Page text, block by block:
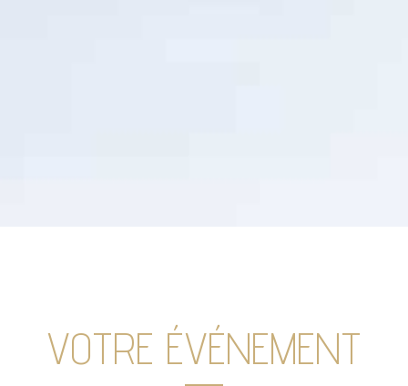
VOTRE ÉVÉNEMENT